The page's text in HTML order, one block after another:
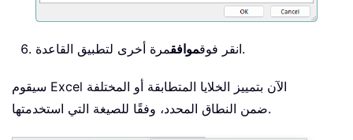
انقر فوقموافق مرة أخرى لتطبيق القاعدة.
سيقوم Excel الآن بتمييز الخلايا المتطابقة أو المختلفة
ضمن النطاق المحدد، وفقًا للصيغة التي استخدمتها.